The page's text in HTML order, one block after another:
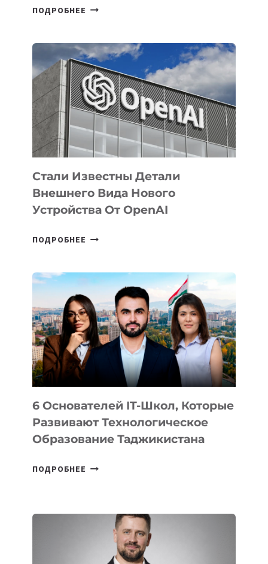
ПОДРОБНЕЕ В
ПРИОРИТЕТНЫЕ
ЗАДАЧИ
ПО
РАЗВИТИЮ
ЭКОСИСТЕМЫ
ИСКУССТВЕННОГО
ИНТЕЛЛЕКТА
Стали Известны Детали
Внешнего Вида Нового
Устройства От OpenAI
ПОДРОБНЕЕ СТАЛИ
ВНЕШНЕГО
ВИДА
НОВОГО
УСТРОЙСТВА
ОТ
OPENAI
6 Основателей IT-Школ, Которые
Развивают Технологическое
Образование Таджикистана
ПОДРОБНЕЕ
КОТОРЫЕ
РАЗВИВАЮТ
ТЕХНОЛОГИЧЕСКОЕ